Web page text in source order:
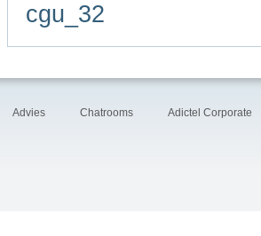
cgu_32
Advies Chatrooms Adictel Corporate